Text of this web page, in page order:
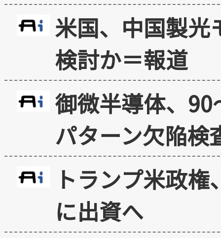
米国、中国製光
検討か＝報道
御微半導体、
パターン欠陥検
トランプ米政
に出資へ